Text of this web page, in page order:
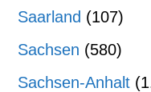
Saarland (107)
Sachsen (580)
Sachsen-Anhalt